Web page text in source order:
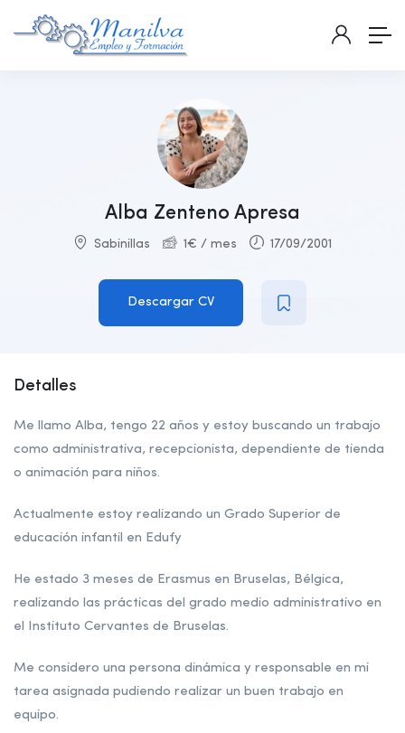
Alba Zenteno Apresa
Sabinillas 1€ / mes 17/09/2001
Descargar CV
Detalles
Me llamo Alba, tengo 22 años y estoy buscando un trabajo
como administrativa, recepcionista, dependiente de tienda
o animación para niños.
Actualmente estoy realizando un Grado Superior de
educación infantil en Edufy
He estado 3 meses de Erasmus en Bruselas, Bélgica,
realizando las prácticas del grado medio administrativo en
el Instituto Cervantes de Bruselas.
Me considero una persona dinámica y responsable en mi
tarea asignada pudiendo realizar un buen trabajo en
equipo.